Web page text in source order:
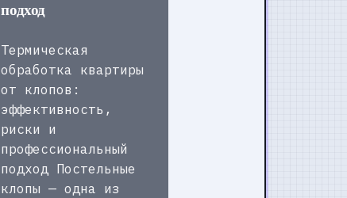
подход
Термическая
обработка квартиры
от клопов:
эффективность,
риски и
профессиональный
подход Постельные
клопы — одна из